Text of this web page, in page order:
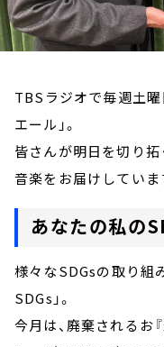
TBSラジオで毎週土
エール」。
皆さんが明日を切り拓
音楽をお届けしていま
あなたの私の
様々なSDGsの取り組
SDGs」。
今月は、廃棄されるお